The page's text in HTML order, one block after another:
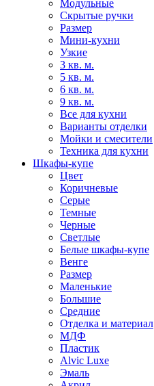
Модульные
Скрытые ручки
Размер
Мини-кухни
Узкие
3 кв. м.
5 кв. м.
6 кв. м.
9 кв. м.
Все для кухни
Варианты отделки
Мойки и смесители
Техника для кухни
Шкафы-купе
Цвет
Коричневые
Серые
Темные
Черные
Светлые
Белые шкафы-купе
Венге
Размер
Маленькие
Большие
Средние
Отделка и материал
МДФ
Пластик
Alvic Luxe
Эмаль